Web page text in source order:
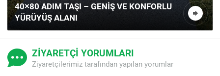
40X60X3 CM KLASIK TRAVERTEN BAHÇE
ADIM TAŞI (DOĞAL YÜZEY)
ZİYARETÇİ YORUMLARI
Ziyaretçilerimiz tarafından yapılan yorumlar